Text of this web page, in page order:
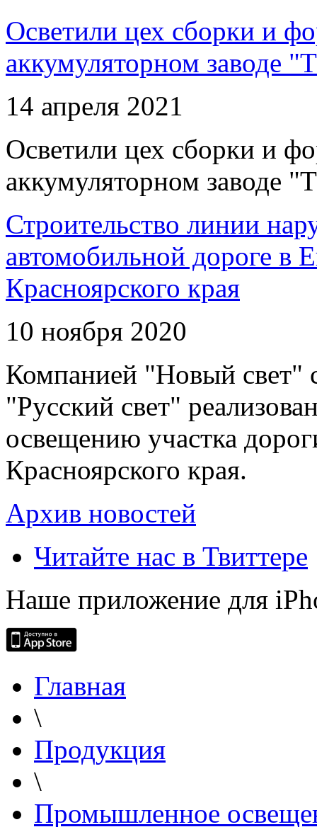
Осветили цех сборки и
аккумуляторном заводе
14 апреля 2021
Осветили цех сборки и
аккумуляторном заводе
Строительство линии
автомобильной дороге в
Красноярского края
10 ноября 2020
Компанией "Новый свет"
"Русский свет"
освещению участка
Красноярского края.
Архив новостей
Читайте нас в Твиттере
Наше приложение для
Главная
\
Продукция
\
Промышленное